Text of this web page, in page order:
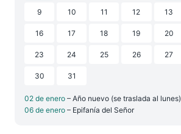
9 10 11 12 13
16 17 18 19 20
23 24 25 26 27
30 31
02 de enero – Año nuevo (se traslada al lunes)
06 de enero – Epifanía del Señor